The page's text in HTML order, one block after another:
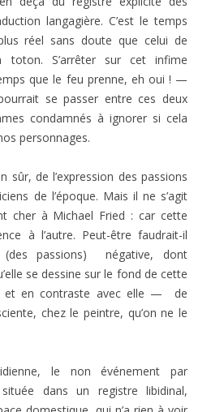
langagière. C’est le temps
réel sans doute que celui de
toton. S’arrêter sur cet infime
que le feu prenne, eh oui ! —
se passer entre ces deux
condamnés à ignorer si cela
personnages.
sûr, de l’expression des passions
de l’époque. Mais il ne s’agit
cher à Michael Fried : car cette
à l’autre. Peut-être faudrait-il
(des passions) négative, dont
se dessine sur le fond de cette
et en contraste avec elle — de
chez le peintre, qu’on ne le
le non événement par
dans un registre libidinal,